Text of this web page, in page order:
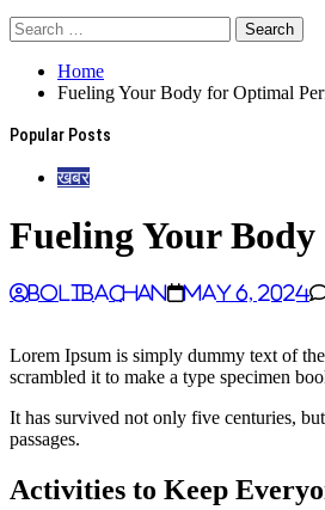
Home
Fueling Your Body for Optimal
Popular Posts
खबर
Fueling Your
BoliBachan May 6, 2024
Lorem Ipsum is simply dummy text of
scrambled it to make a type specimen
It has survived not only five centuries,
passages.
Activities to Keep